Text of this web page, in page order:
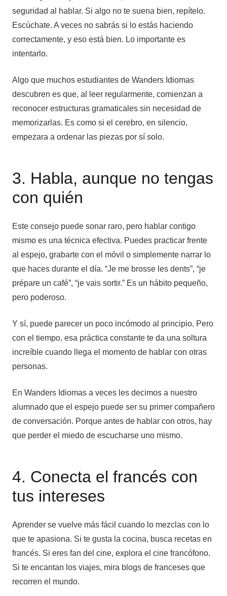
seguridad al hablar. Si algo no te suena bien, repítelo.
Escúchate. A veces no sabrás si lo estás haciendo
correctamente, y eso está bien. Lo importante es
intentarlo.
Algo que muchos estudiantes de Wanders Idiomas
descubren es que, al leer regularmente, comienzan a
reconocer estructuras gramaticales sin necesidad de
memorizarlas. Es como si el cerebro, en silencio,
empezara a ordenar las piezas por sí solo.
3. Habla, aunque no tengas
con quién
Este consejo puede sonar raro, pero hablar contigo
mismo es una técnica efectiva. Puedes practicar frente
al espejo, grabarte con el móvil o simplemente narrar lo
que haces durante el día. “Je me brosse les dents”, “je
prépare un café”, “je vais sortir.” Es un hábito pequeño,
pero poderoso.
Y sí, puede parecer un poco incómodo al principio. Pero
con el tiempo, esa práctica constante te da una soltura
increíble cuando llega el momento de hablar con otras
personas.
En Wanders Idiomas a veces les decimos a nuestro
alumnado que el espejo puede ser su primer compañero
de conversación. Porque antes de hablar con otros, hay
que perder el miedo de escucharse uno mismo.
4. Conecta el francés con
tus intereses
Aprender se vuelve más fácil cuando lo mezclas con lo
que te apasiona. Si te gusta la cocina, busca recetas en
francés. Si eres fan del cine, explora el cine francófono.
Si te encantan los viajes, mira blogs de franceses que
recorren el mundo.